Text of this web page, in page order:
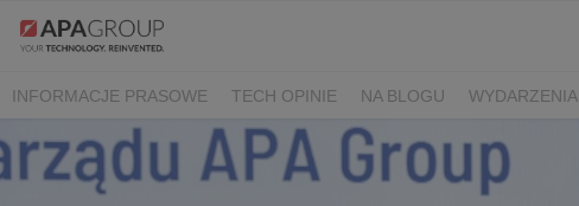
INFORMACJE PRASOWE TECH OPINIE NA BLOGU WYDARZENIA